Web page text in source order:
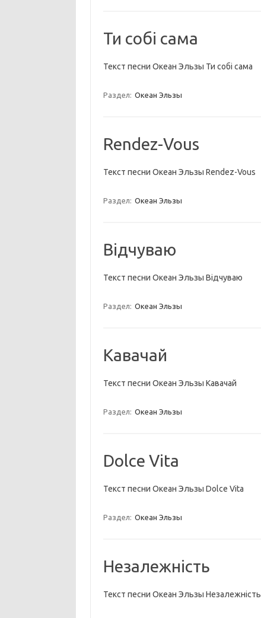
Ти собі сама
Текст песни Океан Эльзы Ти собі сама
Раздел: Океан Эльзы
Rendez-Vous
Текст песни Океан Эльзы Rendez-Vous
Раздел: Океан Эльзы
Відчуваю
Текст песни Океан Эльзы Відчуваю
Раздел: Океан Эльзы
Кавачай
Текст песни Океан Эльзы Кавачай
Раздел: Океан Эльзы
Dolce Vita
Текст песни Океан Эльзы Dolce Vita
Раздел: Океан Эльзы
Незалежнiсть
Текст песни Океан Эльзы Незалежнiсть